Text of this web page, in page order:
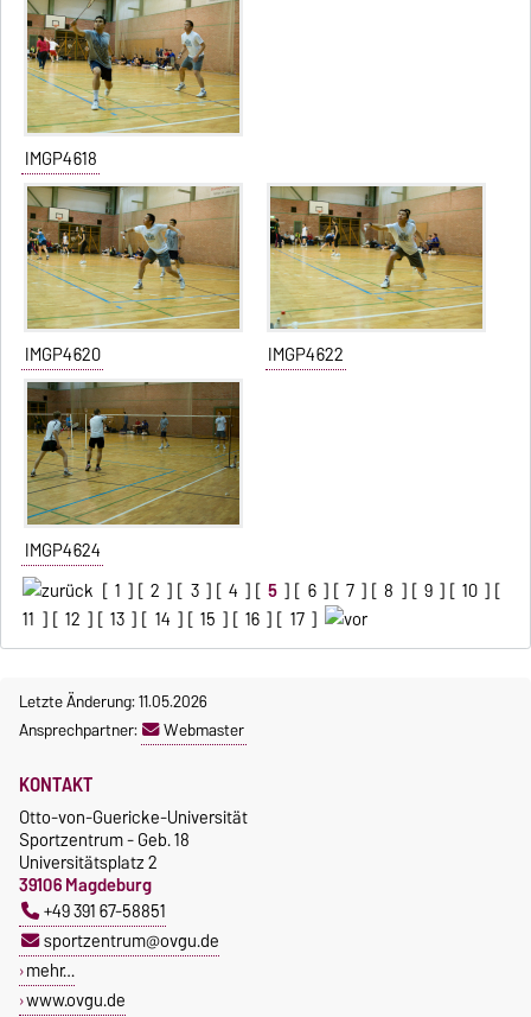
IMGP4618
IMGP4620 IMGP4622
IMGP4624
[ 1 ] [ 2 ] [ 3 ] [ 4 ] [ 5 ] [ 6 ] [ 7 ] [ 8 ] [ 9 ] [ 10 ] [
11 ] [ 12 ] [ 13 ] [ 14 ] [ 15 ] [ 16 ] [ 17 ]
Letzte Änderung: 11.05.2026
Ansprechpartner:
Webmaster
KONTAKT
Otto-von-Guericke-Universität
Sportzentrum - Geb. 18
Universitätsplatz 2
39106 Magdeburg
+49 391 67-58851
sportzentrum@ovgu.de
mehr…
www.ovgu.de